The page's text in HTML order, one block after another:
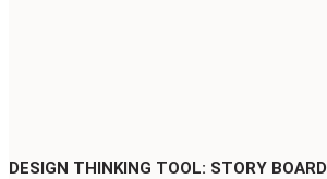
DESIGN THINKING TOOL: STORY BOARD